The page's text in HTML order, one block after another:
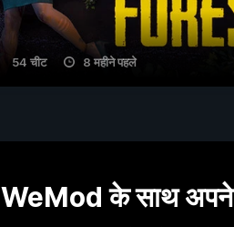
54 चीट 8 महीने पहले
WeMod के साथ अपने